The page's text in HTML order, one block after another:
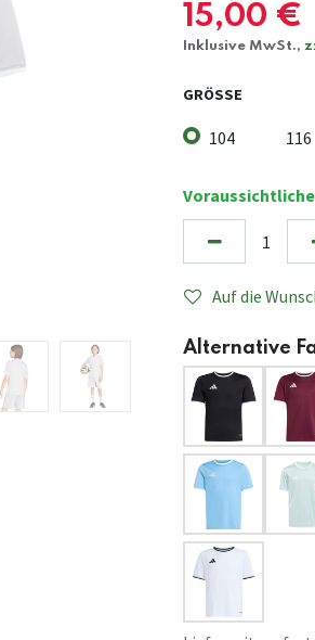
15,00 €
Inklusive MwSt.,
GRÖSSE
104 116
Auf die
Alternative